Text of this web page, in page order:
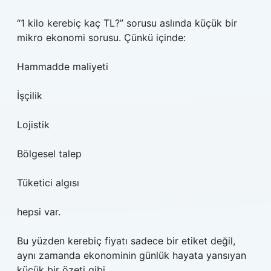
“1 kilo kerebiç kaç TL?” sorusu aslında küçük bir
mikro ekonomi sorusu. Çünkü içinde:
Hammadde maliyeti
İşçilik
Lojistik
Bölgesel talep
Tüketici algısı
hepsi var.
Bu yüzden kerebiç fiyatı sadece bir etiket değil,
aynı zamanda ekonominin günlük hayata yansıyan